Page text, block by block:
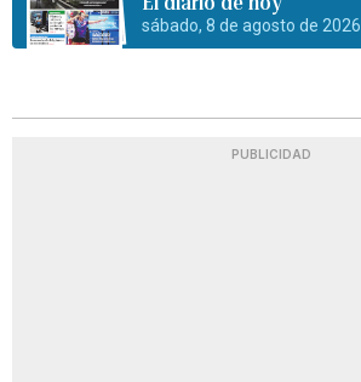
sábado, 8 de agosto de 2026
PUBLICIDAD